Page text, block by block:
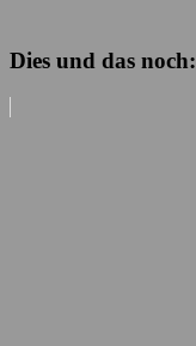
Dies und das noch: